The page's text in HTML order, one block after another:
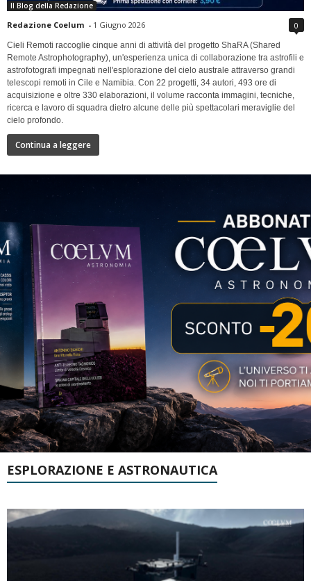
Il Blog della Redazione
Redazione Coelum - 1 Giugno 2026 0
Cieli Remoti raccoglie cinque anni di attività del progetto ShaRA (Shared
Remote Astrophotography), un'esperienza unica di collaborazione tra astrofili e
astrofotografi impegnati nell'esplorazione del cielo australe attraverso grandi
telescopi remoti in Cile e Namibia. Con 22 progetti, 34 autori, 493 ore di
acquisizione e oltre 330 elaborazioni, il volume racconta immagini, tecniche,
ricerca e lavoro di squadra dietro alcune delle più spettacolari meraviglie del
cielo profondo.
Continua a leggere
ESPLORAZIONE E ASTRONAUTICA